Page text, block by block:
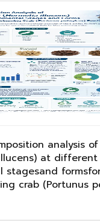
analysis
at different
stagesand
crab (Portunus